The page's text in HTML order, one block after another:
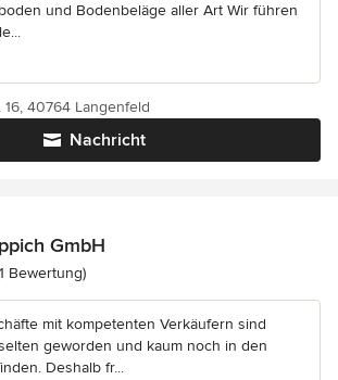
und Bodenbeläge aller Art Wir führen
Nachricht
16, 40764 Langenfeld
GmbH
5 von 5 Sternen
Bewertung)
mit kompetenten Verkäufern sind
geworden und kaum noch in den
Deshalb fr...